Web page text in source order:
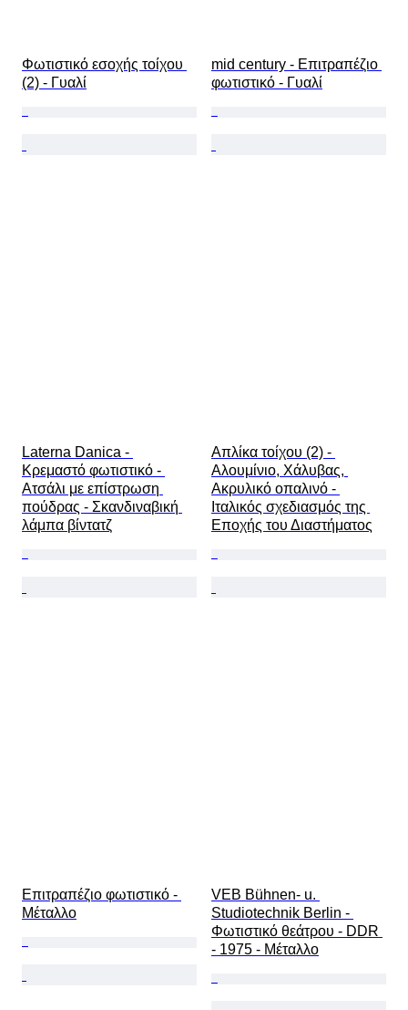
Φωτιστικό εσοχής τοίχου
(2) - Γυαλί
mid century - Επιτραπέζιο
φωτιστικό - Γυαλί
Laterna Danica -
Κρεμαστό φωτιστικό -
Ατσάλι με επίστρωση
πούδρας - Σκανδιναβική
λάμπα βίντατζ
Απλίκα τοίχου (2) -
Αλουμίνιο, Χάλυβας,
Ακρυλικό οπαλινό -
Ιταλικός σχεδιασμός της
Εποχής του Διαστήματος
Επιτραπέζιο φωτιστικό -
Μέταλλο
VEB Bühnen- u.
Studiotechnik Berlin -
Φωτιστικό θεάτρου - DDR
- 1975 - Μέταλλο